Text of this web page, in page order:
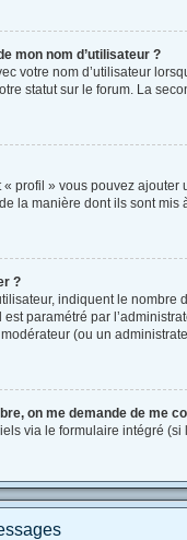
mon nom d’utilisateur ?
votre nom d’utilisateur
statut sur le forum. La
profil » vous pouvez
la manière dont ils sont
?
indiquent le
paramétré par
(ou un
on me demande de me
via le formulaire intégré